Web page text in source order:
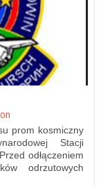
prom kosmiczny
Stacji
odłączeniem
odrzutowych